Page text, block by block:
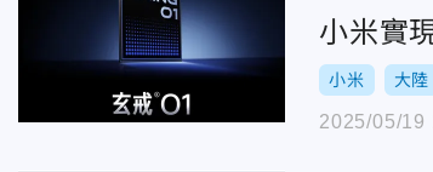
小米實
小米 大陸
2025/05/19